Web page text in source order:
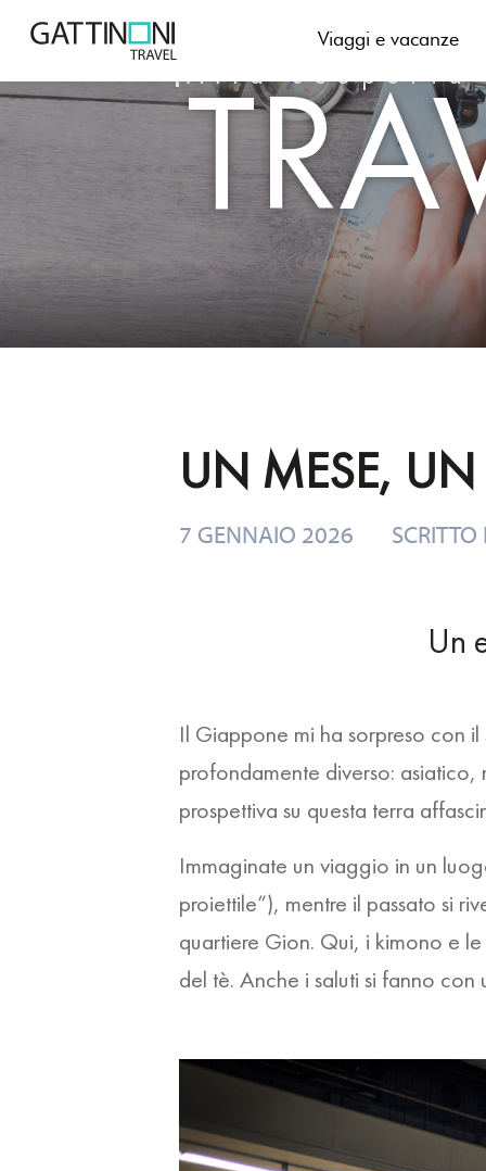
Viaggi e vacanze
Alla scoperta
UN MESE,
7 GENNAIO 2026
Un
Il Giappone mi ha sorpreso con
profondamente diverso:
prospettiva su questa terra
Immaginate un viaggio in un
proiettile”), mentre il passato si
quartiere Gion. Qui, i kimono e
del tè. Anche i saluti si fanno